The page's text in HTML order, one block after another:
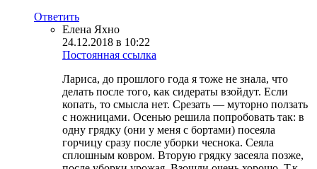
Ответить
Елена Яхно
24.12.2018 в 10:22
Постоянная ссылка
Лариса, до прошлого года я тоже не знала, что
делать после того, как сидераты взойдут. Если
копать, то смысла нет. Срезать — муторно ползать
с ножницами. Осенью решила попробовать так: в
одну грядку (они у меня с бортами) посеяла
горчицу сразу после уборки чеснока. Сеяла
сплошным ковром. Вторую грядку засеяла позже,